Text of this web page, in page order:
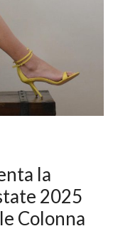
la
2025
Colonna